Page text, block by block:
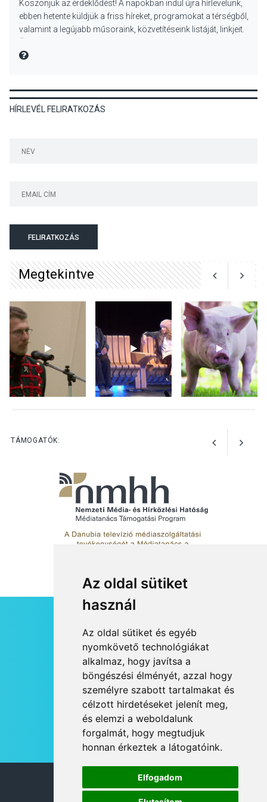
Az oldal sütiket
használ
Az oldal sütiket és egyéb
nyomkövető technológiákat
alkalmaz, hogy javítsa a
böngészési élményét, azzal hogy
személyre szabott tartalmakat és
célzott hirdetéseket jelenít meg,
és elemzi a weboldalunk
forgalmát, hogy megtudjuk
honnan érkeztek a látogatóink.
Elfogadom
Különleges nyári élményt
kínálnak a szabadtéri
előadások a Skanzenben
KÖZÉLET 2026 AUG 05
Szeptembertől emelkednek
gyümölcsök
Bogdányban programokkal
teli búcsúhétvége lesz
KÖZÉLET 2026 AUG 04
Köszönjük az érdeklődést! A napokban indul újra hírlevelünk,
ebben hetente küldjük a friss híreket, programokat a térségből,
valamint a legújabb műsoraink, közvetítéseink listáját, linkjeit.
MIRE MONDTA
HÍRLEVÉL FELIRATKOZÁS
FELIRATKOZÁS
Megtekintve
TÁMOGATÓK:
RSS
JOGI NYILATKOZAT
KAPCSOLAT
OLDALTÉRKÉP
IMPRESSZUM
HÍR BEKÜLDÉSE
© 2026 DANUBIA TV